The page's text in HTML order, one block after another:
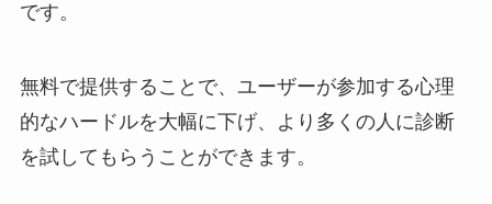
です。
無料で提供することで、ユーザーが参加する心理
的なハードルを大幅に下げ、より多くの人に診断
を試してもらうことができます。